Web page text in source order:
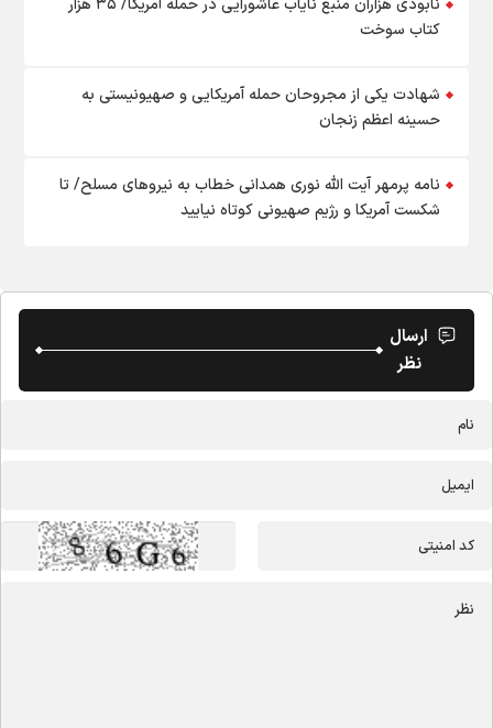
نابودی هزاران منبع نایاب عاشورایی در حمله آمریکا/ ۳۵ هزار
کتاب سوخت
شهادت یکی از مجروحان حمله آمریکایی و صهیونیستی به
حسینه اعظم زنجان
نامه پرمهر آیت الله نوری همدانی خطاب به نیروهای مسلح/ تا
شکست آمریکا و رژیم صهیونی کوتاه نیایید
ارسال
نظر